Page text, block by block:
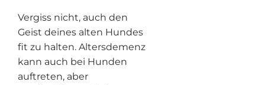
Vergiss nicht, auch den
Geist deines alten Hundes
fit zu halten. Altersdemenz
kann auch bei Hunden
auftreten, aber